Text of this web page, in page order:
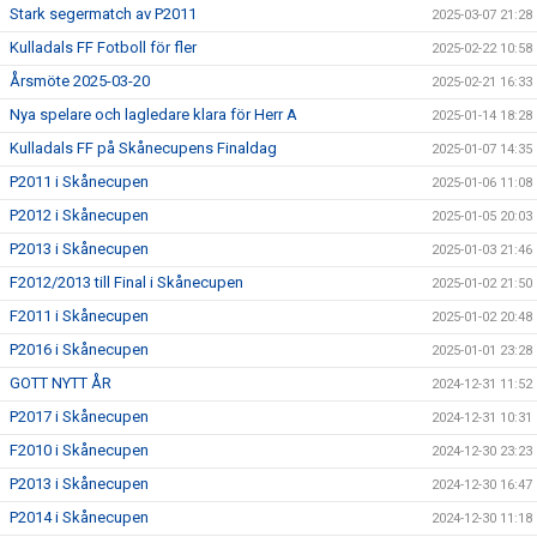
Stark segermatch av P2011 2025-03-07 21:28
Kulladals FF Fotboll för fler 2025-02-22 10:58
Årsmöte 2025-03-20 2025-02-21 16:33
Nya spelare och lagledare klara för Herr A 2025-01-14 18:28
Kulladals FF på Skånecupens Finaldag 2025-01-07 14:35
P2011 i Skånecupen 2025-01-06 11:08
P2012 i Skånecupen 2025-01-05 20:03
P2013 i Skånecupen 2025-01-03 21:46
F2012/2013 till Final i Skånecupen 2025-01-02 21:50
F2011 i Skånecupen 2025-01-02 20:48
P2016 i Skånecupen 2025-01-01 23:28
GOTT NYTT ÅR 2024-12-31 11:52
P2017 i Skånecupen 2024-12-31 10:31
F2010 i Skånecupen 2024-12-30 23:23
P2013 i Skånecupen 2024-12-30 16:47
P2014 i Skånecupen 2024-12-30 11:18